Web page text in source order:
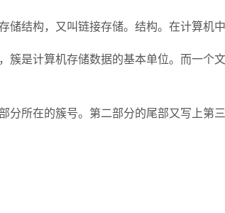
结构，又叫链接存储。结构。在计算机
是计算机存储数据的基本单位。而一个
所在的簇号。第二部分的尾部又写上第